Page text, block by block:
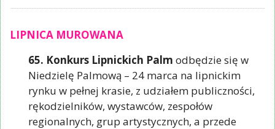
LIPNICA MUROWANA
65. Konkurs Lipnickich Palm odbędzie się w
Niedzielę Palmową – 24 marca na lipnickim
rynku w pełnej krasie, z udziałem publiczności,
rękodzielników, wystawców, zespołów
regionalnych, grup artystycznych, a przede